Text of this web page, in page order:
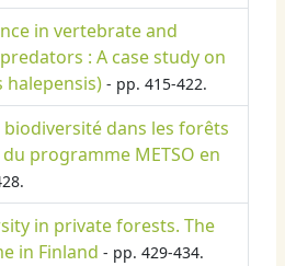
in vertebrate and
: A case study on
halepensis) - pp. 415-422.
biodiversité dans les forêts
du programme METSO en
in private forests. The
in Finland - pp. 429-434.